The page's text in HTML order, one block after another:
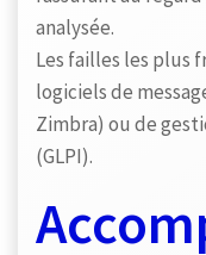
analysée.
Les failles les plus
logiciels de
Zimbra) ou de
(GLPI).